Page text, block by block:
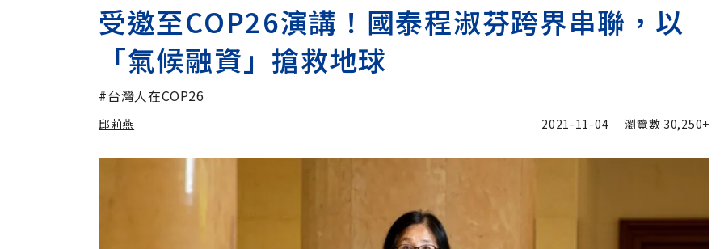
受邀至COP26演講！國泰程淑芬跨界串聯，以
「氣候融資」搶救地球
#台灣人在COP26
邱莉燕 2021-11-04 瀏覽數 30,250+